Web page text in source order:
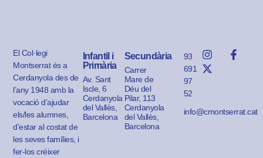
El Col·legi
Montserrat és a
Cerdanyola des de
l’any 1948 amb la
vocació d’ajudar
els/les alumnes,
d’estar al costat de
les seves famílies, i
fer-los créixer
Infantil i
Primària
Av. Sant
Iscle, 6
Cerdanyola
del Vallès,
Barcelona
Secundària
Carrer
Mare de
Déu del
Pilar, 113
Cerdanyola
del Vallès,
Barcelona
93
691
97
52
info@cmontserrat.cat